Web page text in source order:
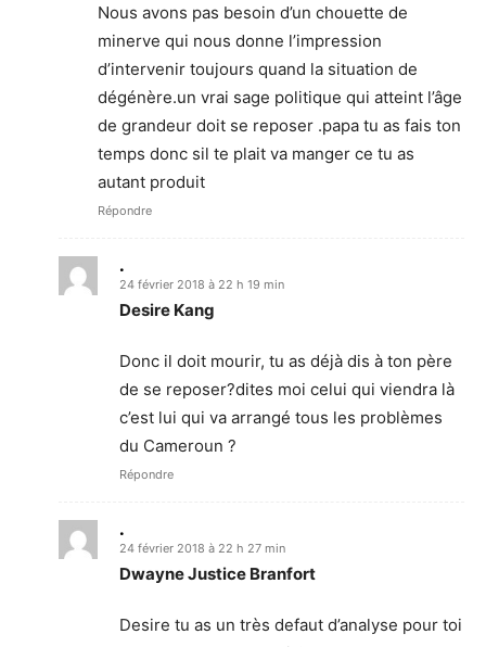
Nous avons pas besoin d’un chouette de
minerve qui nous donne l’impression
d’intervenir toujours quand la situation de
dégénère.un vrai sage politique qui atteint l’âge
de grandeur doit se reposer .papa tu as fais ton
temps donc sil te plait va manger ce tu as
autant produit
Répondre
.
24 février 2018 à 22 h 19 min
Desire Kang
Donc il doit mourir, tu as déjà dis à ton père
de se reposer?dites moi celui qui viendra là
c’est lui qui va arrangé tous les problèmes
du Cameroun ?
Répondre
.
24 février 2018 à 22 h 27 min
Dwayne Justice Branfort
Desire tu as un très defaut d’analyse pour toi